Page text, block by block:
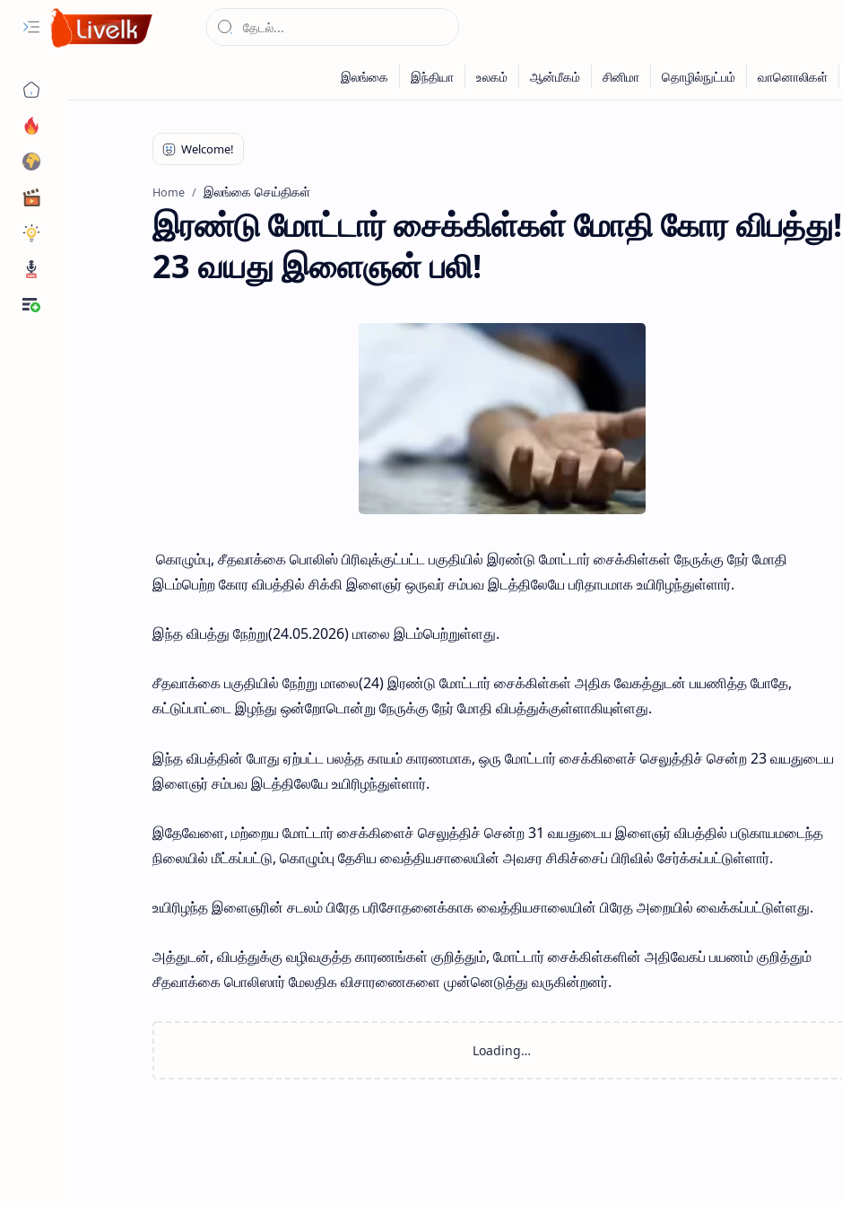
Home இலங்கை செய்திகள்
இரண்டு மோட்டார் சைக்கிள்கள் மோதி கோர விபத்து!
23 வயது இளைஞன் பலி!
கொழும்பு, சீதவாக்கை பொலிஸ் பிரிவுக்குட்பட்ட பகுதியில் இரண்டு மோட்டார் சைக்கிள்கள் நேருக்கு நேர் மோதி
இடம்பெற்ற கோர விபத்தில் சிக்கி இளைஞர் ஒருவர் சம்பவ இடத்திலேயே பரிதாபமாக உயிரிழந்துள்ளார்.
இந்த விபத்து நேற்று(24.05.2026) மாலை இடம்பெற்றுள்ளது.
சீதவாக்கை பகுதியில் நேற்று மாலை(24) இரண்டு மோட்டார் சைக்கிள்கள் அதிக வேகத்துடன் பயணித்த போதே,
கட்டுப்பாட்டை இழந்து ஒன்றோடொன்று நேருக்கு நேர் மோதி விபத்துக்குள்ளாகியுள்ளது.
இந்த விபத்தின் போது ஏற்பட்ட பலத்த காயம் காரணமாக, ஒரு மோட்டார் சைக்கிளைச் செலுத்திச் சென்ற 23 வயதுடைய
இளைஞர் சம்பவ இடத்திலேயே உயிரிழந்துள்ளார்.
இதேவேளை, மற்றைய மோட்டார் சைக்கிளைச் செலுத்திச் சென்ற 31 வயதுடைய இளைஞர் விபத்தில் படுகாயமடைந்த
நிலையில் மீட்கப்பட்டு, கொழும்பு தேசிய வைத்தியசாலையின் அவசர சிகிச்சைப் பிரிவில் சேர்க்கப்பட்டுள்ளார்.
உயிரிழந்த இளைஞரின் சடலம் பிரேத பரிசோதனைக்காக வைத்தியசாலையின் பிரேத அறையில் வைக்கப்பட்டுள்ளது.
அத்துடன், விபத்துக்கு வழிவகுத்த காரணங்கள் குறித்தும், மோட்டார் சைக்கிள்களின் அதிவேகப் பயணம் குறித்தும்
சீதவாக்கை பொலிஸார் மேலதிக விசாரணைகளை முன்னெடுத்து வருகின்றனர்.